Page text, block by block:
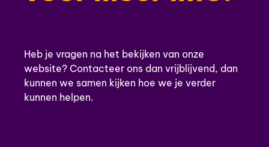
Heb je vragen na het bekijken van onze
website? Contacteer ons dan vrijblijvend, dan
kunnen we samen kijken hoe we je verder
kunnen helpen.